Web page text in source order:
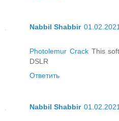
Nabbil Shabbir
Photolemur CrackThis
DSLR
Ответить
Nabbil Shabbir